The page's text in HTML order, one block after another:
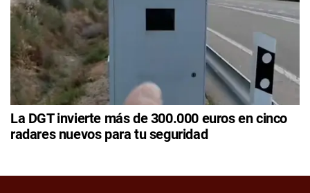
La DGT invierte más de 300.000 euros en cinco
radares nuevos para tu seguridad